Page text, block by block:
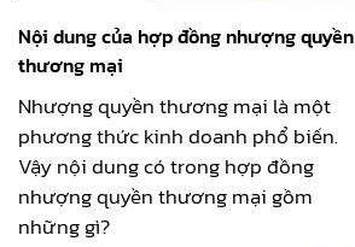
Nội dung của hợp đồng nhượng quyền
thương mại
Nhượng quyền thương mại là một
phương thức kinh doanh phổ biến.
Vậy nội dung có trong hợp đồng
nhượng quyền thương mại gồm
những gì?